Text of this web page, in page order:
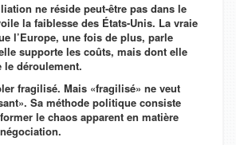
ne réside peut-être pas dans le
la faiblesse des États-Unis. La vraie
l’Europe, une fois de plus, parle
supporte les coûts, mais dont elle
le déroulement.
fragilisé. Mais «fragilisé» ne veut
Sa méthode politique consiste
le chaos apparent en matière